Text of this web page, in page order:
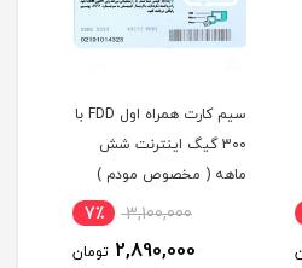
سیم کارت اعتباری همراه
اول سری طلایی
09195900058
244,800,000 3٪
237,600,000 تومان